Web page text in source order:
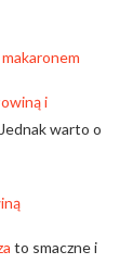
i
warto o
to smaczne i